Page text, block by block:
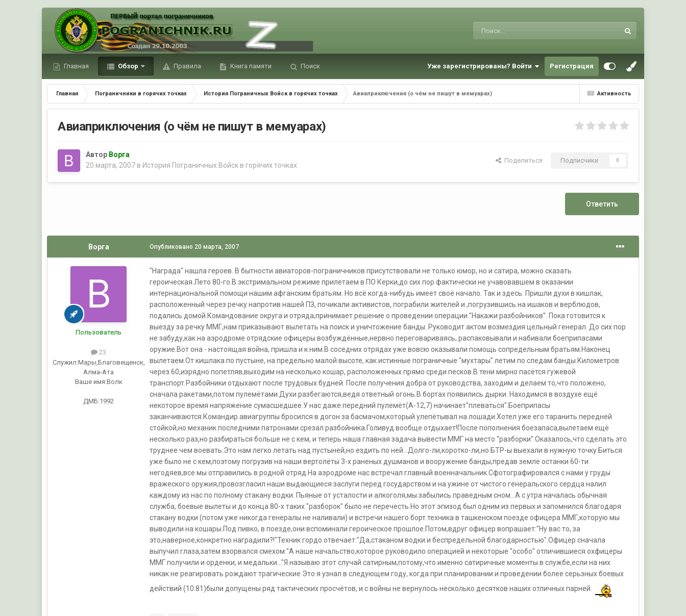
Главная Обзор Правила Книга памяти Поиск Уже зарегистрированы? Войти Регистрация
Активность
Главная Пограничники в горячих точках История Пограничных Войск в горячих точках Авиаприключения (о чём не пишут в мемуарах)
Авиаприключения (о чём не пишут в мемуарах)
Автор Ворга
20 марта, 2007 в История Пограничных Войск в горячих точках
Поделиться Подписчики 0
Ответить
Ворга
Пользователь
23
Служил:Мары,Благовещенск,
Алма-Ата
Ваше имя:Волк
ДМБ:1992
Опубликовано 20 марта, 2007
"Награда" нашла героев. В бытности авиаторов-пограничников присутствовали не только юмор, но и сатира, можно сказать
героическая.Лето 80-го.В экстримальном режиме прилетаем в ПО Керки,до сих пор фактически не учавовавшем в оказании
интернациональной помощи нашим афганским братьям. Но всё когда-нибудь имеет своё начало. Так и здесь. Пришли духи в кишлак,
расположенный через речку напротив нашей ПЗ, почикали активистов, пограбили жителей и ,погрузившись на ишаков и верблюдов,
подались домой.Командование округа и отряда,принимает решение о проведении операции "Накажи разбойников". Пока готовится к
выезду за речку ММГ,нам приказывают вылетать на поиск и уничтожение банды. Руководит актом возмездия цельный генерал. До сих пор
не забуду,как на аэродроме отрядские офицеры возбуждённые,нервно переговариваясь, распаковывали и набивали боеприпасами
оружие.Вот она - настоящая война, пришла и к ним.В соседних отрядах уже вовсю оказывали помощь сопредельным братьям.Наконец
вылетаем.От кишлака по пустыне, на предельно малой высоте, как истинные пограничные "мухтары" летим по следам банды.Километров
через 60,изрядно попетляв,выходим на несколько кошар, расположенных прямо среди песков.В тени мирно пасётся гужевой
транспорт.Разбойники отдыхают после трудовых будней. После получения добра от руководства, заходим и делаем то,что положено,
сначала ракетами,потом пулемётами.Духи разбегаются,ведя ответный огонь.В бортах появились дырки. Находимся в воздухе ещё
некоторое время напряжение сумасшедшее.У нас даже передний пулемёт(А-12,7) начинает"плеваться".Боеприпасы
заканчиваются.Командир авиагруппы бросился в догон за басмачом,который улепётывал на лошади.Хотел уже его таранить передней
стойкой,но механик последними патронами срезал разбойника.Голивуд вообще отдыхает!После пополнения боезапаса,вылетаем ещё
несколько раз,но разбираться больше не с кем, и теперь наша главная задача вывести ММГ на место "разборки".Оказалось,что сделать это
труднее чем воевать.Это нам легко летать над пустыней,но ездить по ней...Долго-ли,коротко-ли,но БТР-ы выехали в нужную точку.Биться
уже было не с кем,поэтому погрузив на наши вертолёты 3-х раненых душманов и вооружение банды,предав земле останки 60-ти
негодяев,все мы отправились в родной отряд.На аэродроме нас встречал главный военначальник.Сфотографировался с нами у груды
вражеского оружия,провозгласил наши выдающиеся заслуги перед государством и на ужине от чистого генеральского сердца налил
каждому из нас по полному стакану водки. Пьяные от усталости и алкоголя,мы забылись праведным сном...А с утра началась обычная
служба, боевые вылеты и до конца 80-х таких "разборок" было не перечесть.Но этот эпизод был одним из первых и запомнился благодаря
стакану водки (потом уже никогда генералы не наливали) и встречи нашего борт.техника в ташкенском поезде офицера ММГ,которую мы
выводили на кошары.Под пивко, в поезде,они вспоминали героическое прошлое.Потом,вдруг офицер вопрашает:"Ну вас то, за
это,наверное,конкретно наградили?!"Техник гордо отвечает:"Да,стаканом водки и беспредельной благодарностью".Офицер сначала
выпучил глаза,затем взорвался смехом:"А наше начальство,которое руководило операцией и некоторые "особо" отличившиеся охфицеры
ММГ получили и орденки, и медальки..."Я называю этот случай сатирным,потому,что именно сатиричные моменты в службе,если на них
никак не реагировать рождают трагические.Это я узнал в следующем году, когда при планировании и проведении более серьзных боевых
действий (10.81)были допущены ряд тактических просчётов, и с войны не вернулось несколько десятков наших отличных парней.